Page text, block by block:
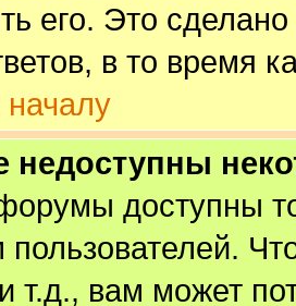
его. Это
в то время
началу
недоступны
доступны
пользователей.
т.д., вам может